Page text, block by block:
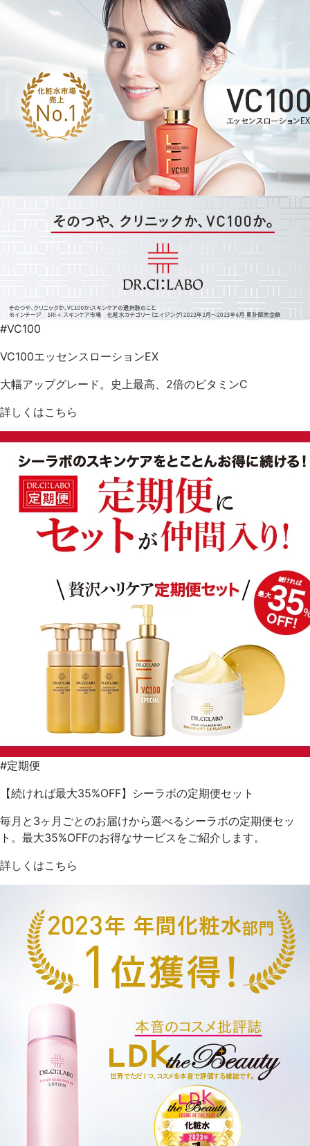
#VC100
VC100エッセンスローションEX
大幅アップグレード。史上最高、2倍のビタミンC
詳しくはこちら
#定期便
【続ければ最大35%OFF】シーラボの定期便セット
毎月と3ヶ月ごとのお届けから選べるシーラボの定期便セッ
ト。最大35%OFFのお得なサービスをご紹介します。
詳しくはこちら